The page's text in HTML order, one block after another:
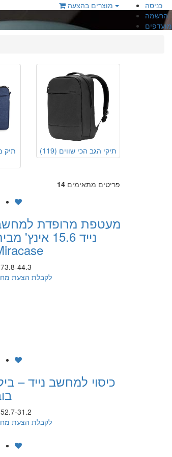
כניסה
הרשמה
מועדפים
תיקי הגב הכי שווים (119)
תיק
14 פריטים מתאימים
מעטפת מרופדת
נייד 15.6 אינץ'
44.3
לקבלת הצעת
כיסוי למחשב נייד –
31.2
לקבלת הצעת